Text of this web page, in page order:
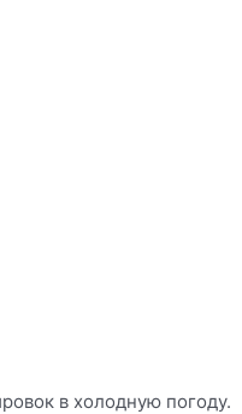
в холодную погоду.